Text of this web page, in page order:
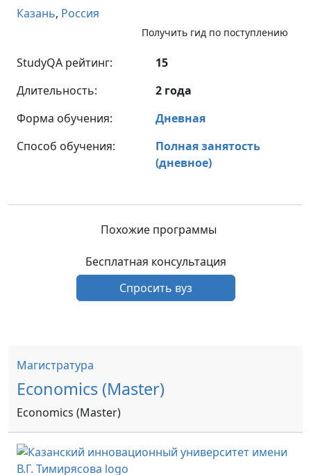
Казань, Россия
Получить гид по поступлению
StudyQA рейтинг:
15
Длительность:
2 года
Форма обучения:
Дневная
Способ обучения:
Полная занятость
(дневное)
Похожие программы
Бесплатная консультация
Спросить вуз
Магистратура
Economics (Master)
Economics (Master)